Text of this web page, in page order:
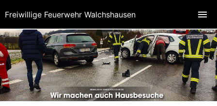
Freiwillige Feuerwehr Walchshausen